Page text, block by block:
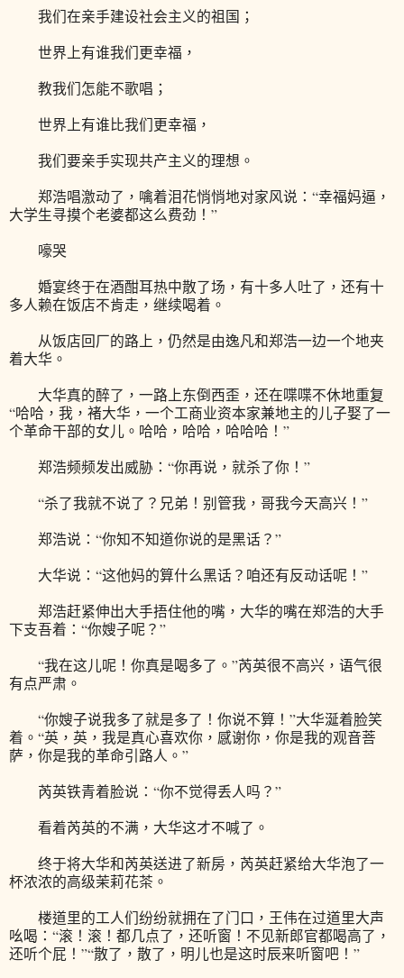
我们在亲手建设社会主义的祖国；
世界上有谁我们更幸福，
教我们怎能不歌唱；
世界上有谁比我们更幸福，
我们要亲手实现共产主义的理想。
郑浩唱激动了，噙着泪花悄悄地对家风说：“幸福妈逼，
大学生寻摸个老婆都这么费劲！”
嚎哭
婚宴终于在酒酣耳热中散了场，有十多人吐了，还有十
多人赖在饭店不肯走，继续喝着。
从饭店回厂的路上，仍然是由逸凡和郑浩一边一个地夹
着大华。
大华真的醉了，一路上东倒西歪，还在喋喋不休地重复
“哈哈，我，褚大华，一个工商业资本家兼地主的儿子娶了一
个革命干部的女儿。哈哈，哈哈，哈哈哈！”
郑浩频频发出威胁：“你再说，就杀了你！”
“杀了我就不说了？兄弟！别管我，哥我今天高兴！”
郑浩说：“你知不知道你说的是黑话？”
大华说：“这他妈的算什么黑话？咱还有反动话呢！”
郑浩赶紧伸出大手捂住他的嘴，大华的嘴在郑浩的大手
下支吾着：“你嫂子呢？”
“我在这儿呢！你真是喝多了。”芮英很不高兴，语气很
有点严肃。
“你嫂子说我多了就是多了！你说不算！”大华涎着脸笑
着。“英，英，我是真心喜欢你，感谢你，你是我的观音菩
萨，你是我的革命引路人。”
芮英铁青着脸说：“你不觉得丢人吗？”
看着芮英的不满，大华这才不喊了。
终于将大华和芮英送进了新房，芮英赶紧给大华泡了一
杯浓浓的高级茉莉花茶。
楼道里的工人们纷纷就拥在了门口，王伟在过道里大声
吆喝：“滚！滚！都几点了，还听窗！不见新郎官都喝高了，
还听个屁！”“散了，散了，明儿也是这时辰来听窗吧！”